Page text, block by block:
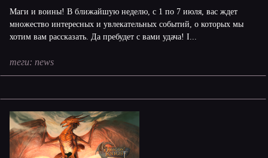
Маги и воины! В ближайшую неделю, с 1 по 7 июля, вас ждет
множество интересных и увлекательных событий, о которых мы
хотим вам рассказать. Да пребудет с вами удача! I...
теги: news